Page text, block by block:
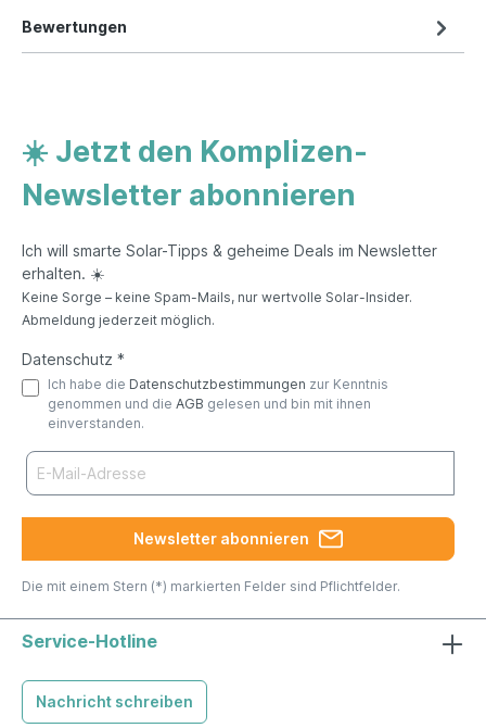
Bewertungen
☀️ Jetzt den Komplizen-
Newsletter abonnieren
Ich will smarte Solar-Tipps & geheime Deals im Newsletter
erhalten. ☀️
Keine Sorge – keine Spam-Mails, nur wertvolle Solar-Insider.
Abmeldung jederzeit möglich.
Datenschutz *
Ich habe die Datenschutzbestimmungen zur Kenntnis
genommen und die AGB gelesen und bin mit ihnen
einverstanden.
Newsletter abonnieren
Die mit einem Stern (*) markierten Felder sind Pflichtfelder.
Service-Hotline
Nachricht schreiben